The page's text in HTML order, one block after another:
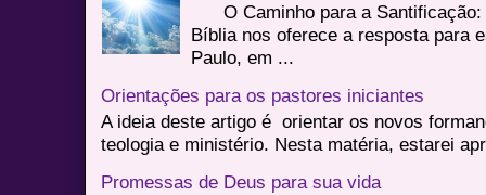
O Caminho para a Santificação:
Bíblia nos oferece a resposta para
Paulo, em ...
Orientações para os pastores iniciantes
A ideia deste artigo é orientar os novos
teologia e ministério. Nesta matéria, estarei
Promessas de Deus para sua vida